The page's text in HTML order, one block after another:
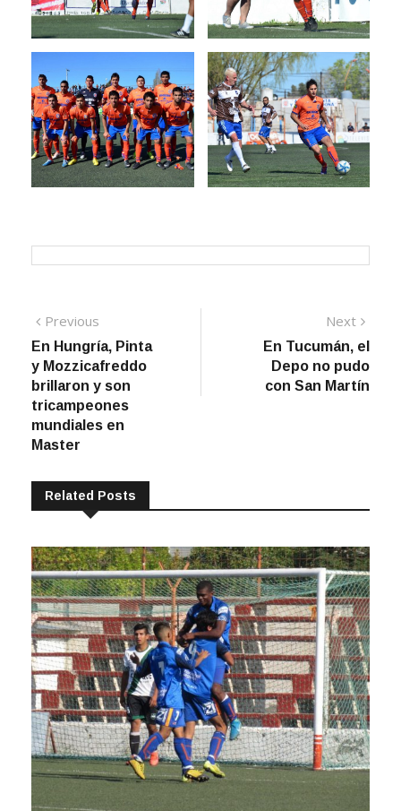
de
entradas
En Hungría, Pinta
y Mozzicafreddo
brillaron y son
tricampeones
mundiales en
Master
En Tucumán, el
Depo no pudo
con San Martín